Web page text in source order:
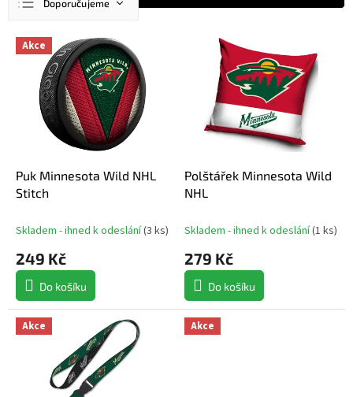
Doporučujeme
Nejdražší
Nejprodávanější
Abecedně
V Akce
Puk Minnesota Wild NHL
Stitch
Skladem - ihned k odeslání(3 ks)
249 Kč
Do košíku
Polštářek Minnesota Wild
NHL
Skladem - ihned k odeslání(1 ks)
279 Kč
Do košíku
Akce Akce